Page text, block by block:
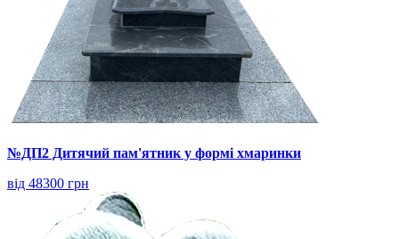
№ДП2 Дитячий пам'ятник у формі хмаринки
від 48300 грн